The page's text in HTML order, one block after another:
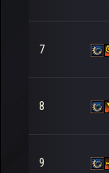
7
8
9